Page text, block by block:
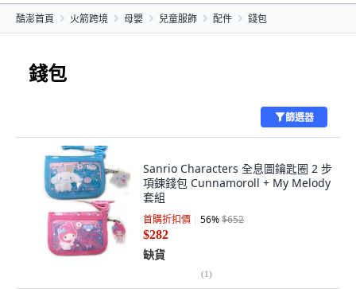
酷澎首頁 火箭跨境 母嬰 兒童服飾 配件 錢包
錢包
篩選器
Sanrio Characters 全息圖鑰匙圈 2 步
項鍊錢包 Cunnamoroll + My Melody
套組
首購折扣價 56%$652
$282
缺貨
(1)